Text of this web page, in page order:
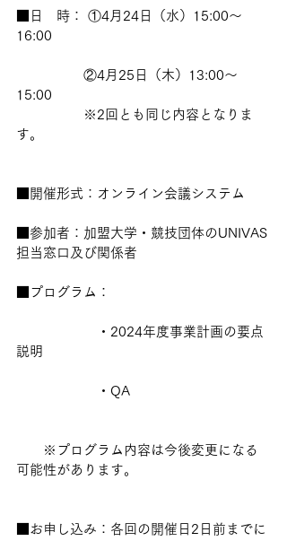
■日　時： ①4月24日（水）15:00～
16:00
②4月25日（木）13:00～
15:00
※2回とも同じ内容となりま
す。
■開催形式：オンライン会議システム
■参加者：加盟大学・競技団体のUNIVAS
担当窓口及び関係者
■プログラム：
・2024年度事業計画の要点
説明
・QA
※プログラム内容は今後変更になる
可能性があります。
■お申し込み：各回の開催日2日前までに